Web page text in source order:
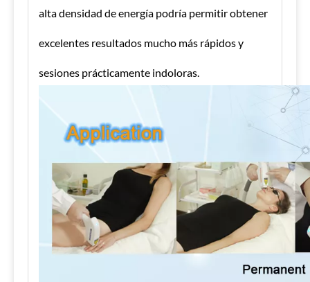
alta densidad de energía podría permitir obtener
excelentes resultados mucho más rápidos y
sesiones prácticamente indoloras.